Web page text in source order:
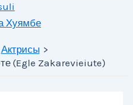
Хуямбе
Актрисы
(Egle Zakarevieiute)